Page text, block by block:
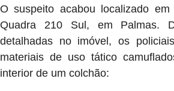
O suspeito acabou localizado
Quadra 210 Sul, em Palmas.
detalhadas no imóvel, os
materiais de uso tático
interior de um colchão: